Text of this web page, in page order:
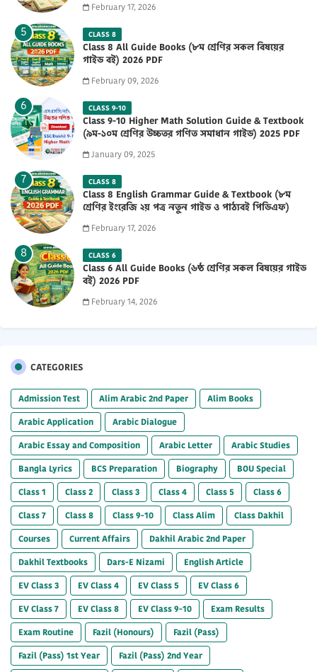
February 17, 2026
CLASS 8
Class 8 All Guide Books (৮ম শ্রেণির সকল বিষয়ের
গাইড বই) 2026 PDF
February 09, 2026
CLASS 9-10
Class 9-10 Higher Math Solution Guide & Textbook
(৯ম-১০ম শ্রেণির উচ্চতর গণিত সমাধান গাইড) 2025 PDF
January 09, 2025
CLASS 8
Class 8 English Grammar Guide & Textbook (৮ম
শ্রেণির ইংরেজি ২য় পত্র নতুন গাইড ও পাঠ্যবই পিডিএফ)
February 17, 2026
CLASS 6
Class 6 All Guide Books (৬ষ্ঠ শ্রেণির সকল বিষয়ের গাইড
বই) 2026 PDF
February 14, 2026
CATEGORIES
Admission Test Alim Arabic 2nd Paper
Alim Books
Arabic Application
Arabic Dialogue
Arabic Essay and Composition
Arabic Letter
Arabic Studies
Bangla Lyrics
BCS Preparation Biography
BOU Special
Class 1
Class 2 Class 3 Class 4 Class 5
Class 6
Class 7
Class 8 Class 9-10 Class Alim
Class Dakhil
Courses
Current Affairs
Dakhil Arabic 2nd Paper
Dakhil Textbooks
Dars-E Nizami
English Article
EV Class 3
EV Class 4 EV Class 5
EV Class 6
EV Class 7
EV Class 8 EV Class 9-10
Exam Results
Exam Routine
Fazil (Honours)
Fazil (Pass)
Fazil (Pass) 1st Year
Fazil (Pass) 2nd Year